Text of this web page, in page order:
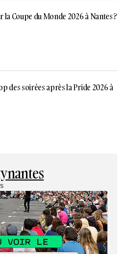
la Coupe du Monde 2026 à Nantes ?
des soirées après la Pride 2026 à